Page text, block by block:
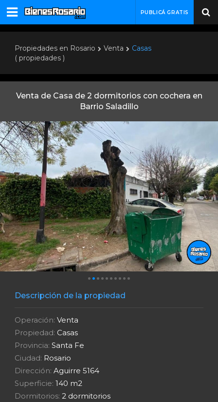
PUBLICÁ GRATIS
Propiedades en Rosario Venta
Casas
( propiedades )
Venta de Casa de 2 dormitorios con cochera en
Barrio Saladillo
Descripción de la propiedad
Operación: Venta
Propiedad: Casas
Provincia: Santa Fe
Ciudad: Rosario
Dirección: Aguirre 5164
Superficie: 140 m2
Dormitorios: 2 dormitorios